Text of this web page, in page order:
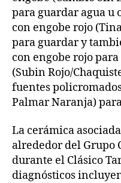
para guardar agua u
con engobe rojo
para guardar y
con engobe rojo
(Subin Rojo/
fuentes
Palmar Naranja)
La cerámica
alrededor del Grupo
durante el Clásico
diagnósticos